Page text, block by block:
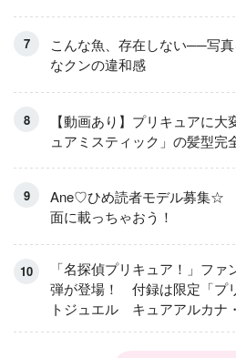
こんな魚、存在しない──写
なクンの違和感
【動画あり】プリキュアに
ュアミスティック」の髪型完
Ane♡ひめ読者モデル募集☆
面に載っちゃおう！
「名探偵プリキュア！」ファ
弾が登場！ 付録は限定「プ
トジュエル キュアアルカナ
アイスver.」 キュアエクレ